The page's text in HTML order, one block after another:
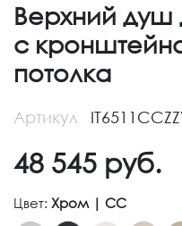
Верхний
с
потолка
Артикул
48 545 руб.
Цвет: Хром | CC